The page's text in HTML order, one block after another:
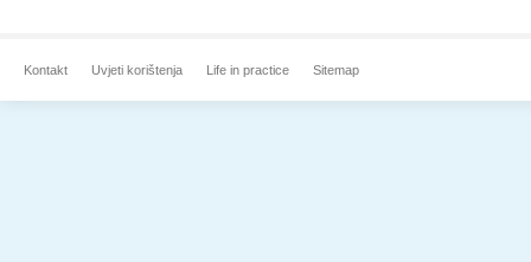
Kontakt Uvjeti korištenja Life in practice Sitemap